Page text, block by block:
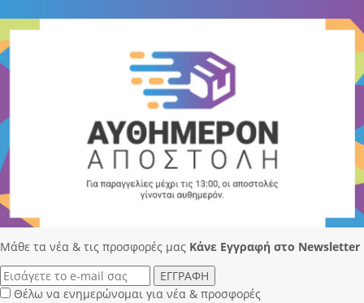
Μάθε τα νέα & τις προσφορές μας Κάνε Eγγραφή στο Newsletter
ΕΓΓΡΑΦΗ
Θέλω να ενημερώνομαι για νέα & προσφορές